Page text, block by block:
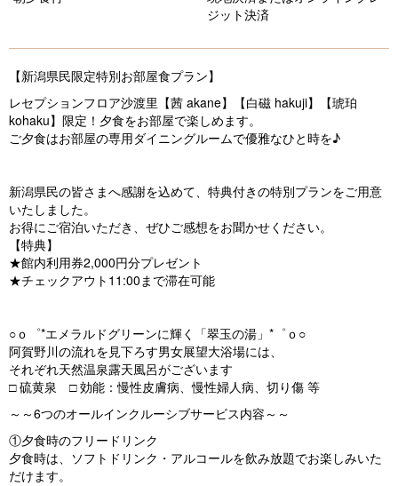
s
ジット決済
【新潟県民限定特別お部屋食プラン】
レセプションフロア沙渡里【茜 akane】【白磁 hakuji】【琥珀
kohaku】限定！夕食をお部屋で楽しめます。
ご夕食はお部屋の専用ダイニングルームで優雅なひと時を♪
新潟県民の皆さまへ感謝を込めて、特典付きの特別プランをご用意
いたしました。
お得にご宿泊いただき、ぜひご感想をお聞かせください。
【特典】
★館内利用券2,000円分プレゼント
★チェックアウト11:00まで滞在可能
○ｏ゜*エメラルドグリーンに輝く「翠玉の湯」*゜ｏ○
阿賀野川の流れを見下ろす男女展望大浴場には、
それぞれ天然温泉露天風呂がございます
□ 硫黄泉 □ 効能：慢性皮膚病、慢性婦人病、切り傷 等
～～6つのオールインクルーシブサービス内容～～
①夕食時のフリードリンク
夕食時は、ソフトドリンク・アルコールを飲み放題でお楽しみいた
だけます。